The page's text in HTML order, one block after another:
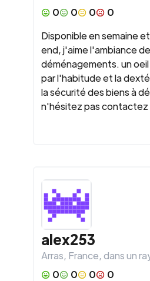
0
0 0
0
Disponible en semaine
end, j'aime l'ambiance
déménagements. un
par l'habitude et la
la sécurité des biens à
n'hésitez pas contactez
alex253
Arras, France, dans un
0
0 0
0